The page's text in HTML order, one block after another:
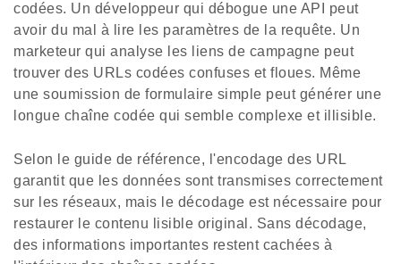
codées. Un développeur qui débogue une API peut
avoir du mal à lire les paramètres de la requête. Un
marketeur qui analyse les liens de campagne peut
trouver des URLs codées confuses et floues. Même
une soumission de formulaire simple peut générer une
longue chaîne codée qui semble complexe et illisible.
Selon le guide de référence, l'encodage des URL
garantit que les données sont transmises correctement
sur les réseaux, mais le décodage est nécessaire pour
restaurer le contenu lisible original. Sans décodage,
des informations importantes restent cachées à